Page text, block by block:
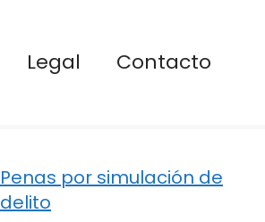
Legal Contacto
Penas por simulación de
delito